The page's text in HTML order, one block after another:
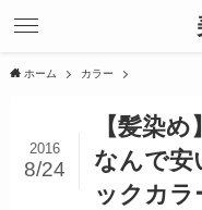
ホーム カラー
【髪染
なんで安
ックカラ
2016
8/24